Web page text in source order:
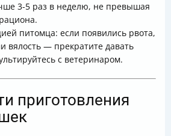
3-5 раз в неделю, не превышая
питомца: если появились рвота,
вялость — прекратите давать
с ветеринаром.
приготовления